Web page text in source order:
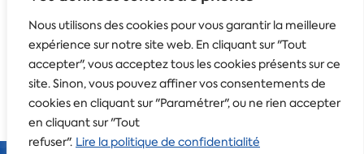
Nous utilisons des cookies pour vous garantir la meilleure
expérience sur notre site web. En cliquant sur "Tout
accepter", vous acceptez tous les cookies présents sur ce
site. Sinon, vous pouvez affiner vos consentements de
cookies en cliquant sur "Paramétrer", ou ne rien accepter
en cliquant sur "Tout
refuser". Lire la politique de confidentialité